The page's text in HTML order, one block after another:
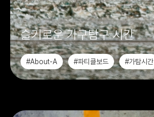
슬기로운 가구탐구 시간
#About-A #파티클보드
#가탐시간
#인스타그램